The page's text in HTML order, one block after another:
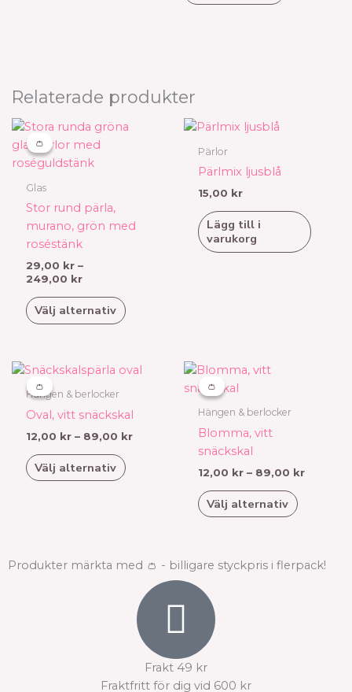
Relaterade produkter
👛
👛
Glas
Stor rund pärla,
murano, grön med
roséstänk
29,00 kr –
249,00 kr
Prisintervall:
29,00 kr
till
249,00 kr
Välj alternativ
Den
här
produkten
har
varianter.
De
olika
alternativen
väljas
på
Pärlor
Pärlmix ljusblå
15,00 kr
Lägg till i
varukorg
👛
👛
Hängen & berlocker
Oval, vitt snäckskal
12,00 kr – 89,00 kr
Prisintervall:
Välj alternativ
Den
här
har
flera
varianter.
De
på
👛
👛
Hängen & berlocker
Blomma, vitt
snäckskal
12,00 kr – 89,00 kr
Välj alternativ
Den
här
produkten
flera
varianter.
De
olika
alternativen
på
produktsidan
Produkter märkta med 👛 - billigare styckpris i flerpack!
Frakt 49 kr
Fraktfritt för dig vid 600 kr